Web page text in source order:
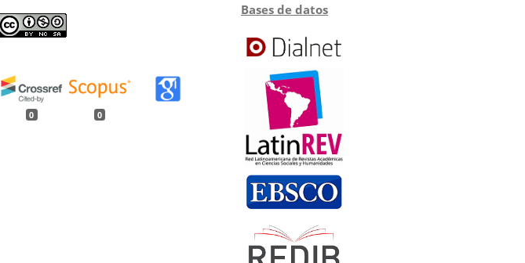
0 0
Bases de datos